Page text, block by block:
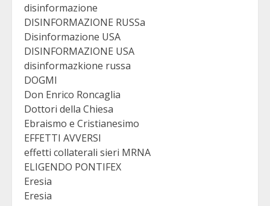
disinformazione
DISINFORMAZIONE RUSSa
Disinformazione USA
DISINFORMAZIONE USA
disinformazkione russa
DOGMI
Don Enrico Roncaglia
Dottori della Chiesa
Ebraismo e Cristianesimo
EFFETTI AVVERSI
effetti collaterali sieri MRNA
ELIGENDO PONTIFEX
Eresia
Eresia